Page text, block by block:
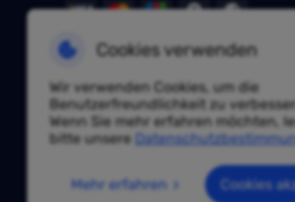
NÜTZLICHE LINKS
Huayang LingdongTKFFF AdsPower
IPjianceVmoscloudSpiderBox
Haben Sie eine Frage? Fragen Sie
Aufgrund von Richtlinien ist dieser
Cookies verwenden
Wir verwenden Cookies, um die
Benutzerfreundlichkeit zu
Wenn Sie mehr erfahren möchten,
bitte unsere
Mehr erfahren Cookies